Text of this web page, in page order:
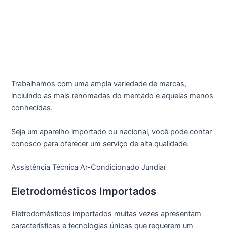
Trabalhamos com uma ampla variedade de marcas,
incluindo as mais renomadas do mercado e aquelas menos
conhecidas.
Seja um aparelho importado ou nacional, você pode contar
conosco para oferecer um serviço de alta qualidade.
Assistência Técnica Ar-Condicionado Jundiaí
Eletrodomésticos Importados
Eletrodomésticos importados muitas vezes apresentam
características e tecnologias únicas que requerem um